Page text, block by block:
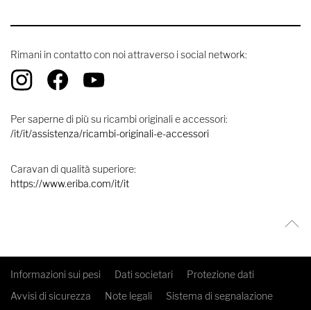
Rimani in contatto con noi attraverso i social network:
Per saperne di più su ricambi originali e accessori:
/it/it/assistenza/ricambi-originali-e-accessori
Caravan di qualità superiore:
https://www.eriba.com/it/it
Informazioni sui pesi Dati societari
Protezione dati
Avvisi di sicurezza
Note legali Sistema di segnalazione